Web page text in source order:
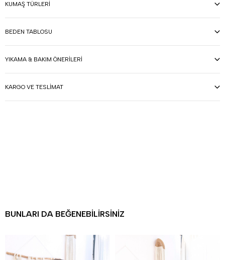
KUMAŞ TÜRLERI
BEDEN TABLOSU
YIKAMA & BAKIM ÖNERILERI
KARGO VE TESLIMAT
BUNLARI DA BEĞENEBILIRSINIZ